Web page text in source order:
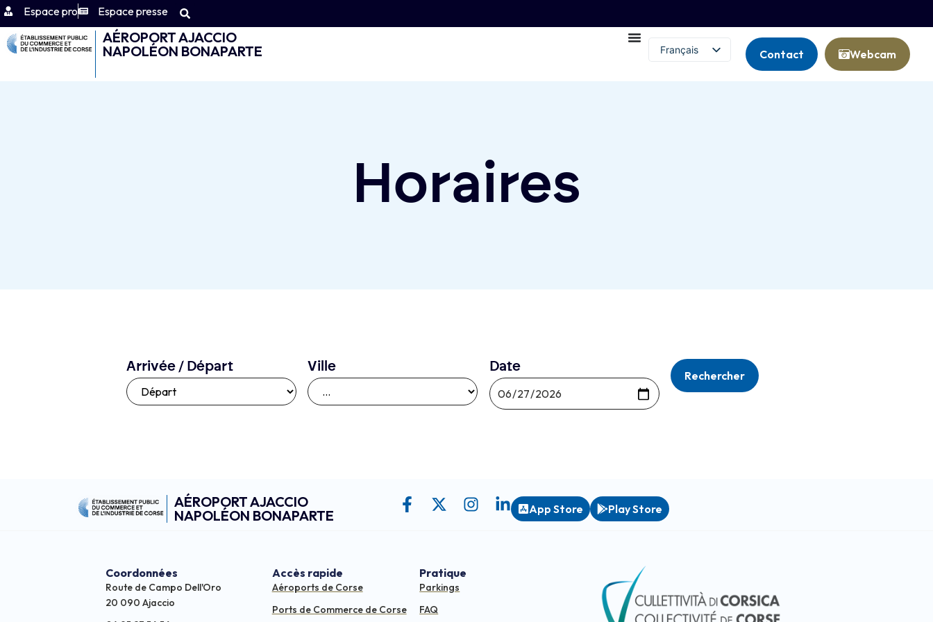
Espace pro Espace presse
AÉROPORT AJACCIO
NAPOLÉON BONAPARTE
Français
Contact Webcam
Horaires
Arrivée / Départ Ville Date
AÉROPORT AJACCIO
NAPOLÉON BONAPARTE
App Store Play Store
Coordonnées
Route de Campo Dell'Oro
20 090 Ajaccio
Accès rapide
Aéroports de Corse
Ports de Commerce de Corse
Pratique
Parkings
FAQ